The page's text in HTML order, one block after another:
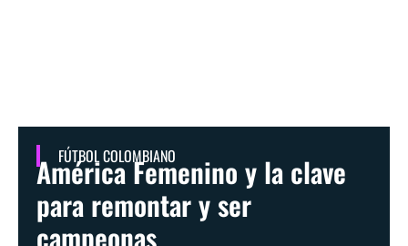
FÚTBOL COLOMBIANO
América Femenino y la clave
para remontar y ser
campeonas